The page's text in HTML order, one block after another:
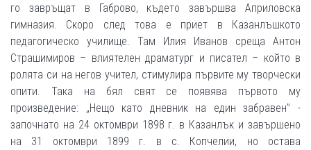
го завръщат в Габрово, където завършва Априловска
гимназия. Скоро след това е приет в Казанлъшкото
педагогическо училище. Там Илия Иванов среща Антон
Страшимиров – влиятелен драматург и писател – който в
ролята си на негов учител, стимулира първите му творчески
опити. Така на бял свят се появява първото му
произведение: „Нещо като дневник на един забравен” -
започнато на 24 октомври 1898 г. в Казанлък и завършено
на 31 октомври 1899 г. в с. Копчелии, но остава